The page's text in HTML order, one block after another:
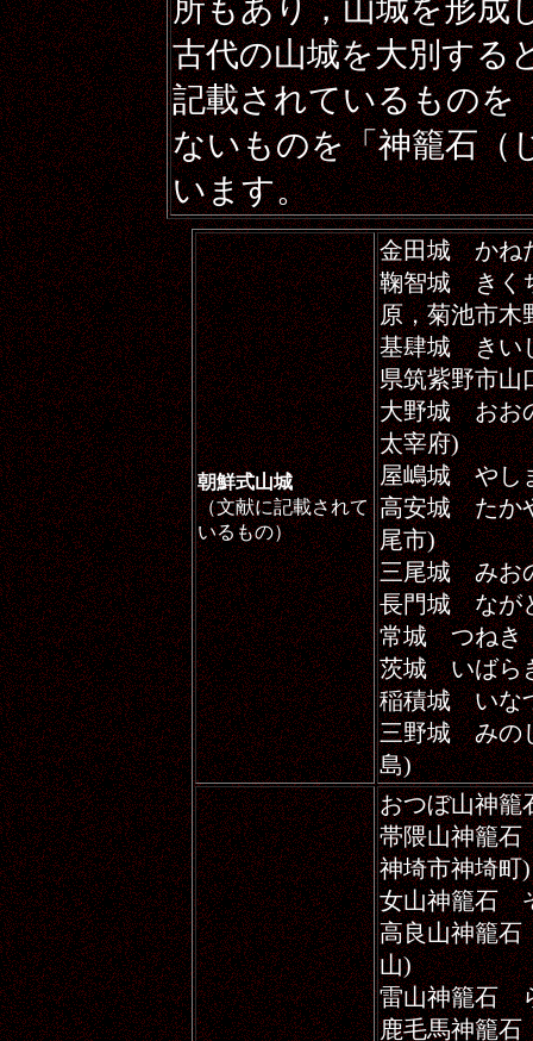
所もあり，山城を形成
古代の山城を大別する
記載されているものを
ないものを「神籠石（
います。
朝鮮式山城
（文献に記載されて
いるもの）
金田城 かね
鞠智城 きく
原，菊池市木
基肆城 きい
県筑紫野市山
大野城 おお
太宰府)
屋嶋城 やし
高安城 たか
尾市)
三尾城 みお
長門城 なが
常城 つねき
茨城 いばら
稲積城 いな
三野城 みの
島)
おつぼ山神
帯隈山神籠
神埼市神埼町)
女山神籠石
高良山神籠
山)
雷山神籠石
鹿毛馬神籠